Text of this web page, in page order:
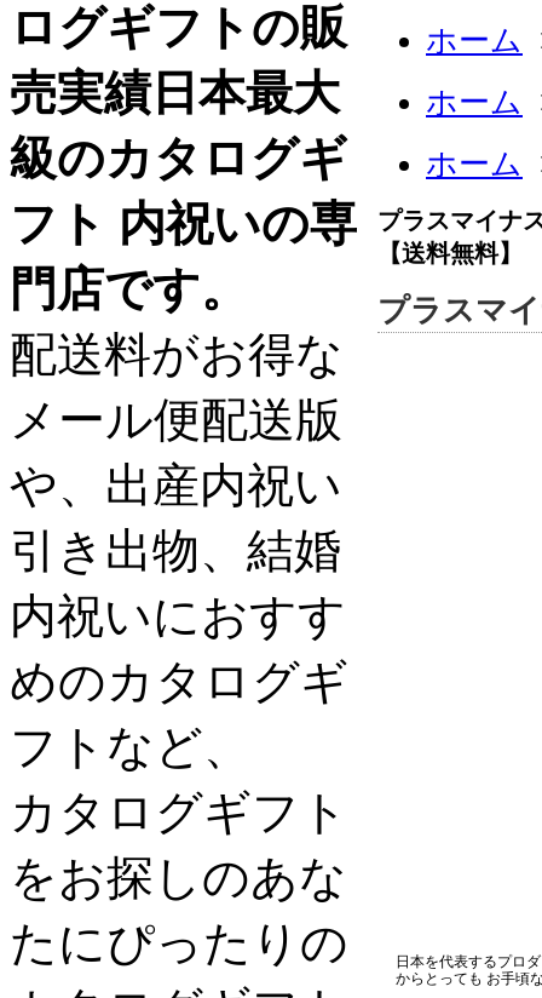
ホーム
ホーム
ホーム
プラスマイナ
【送料無料】
プラスマ
日本を代表するプロ
からとっても お手頃
ログギフトの販
売実績日本最大
級のカタログギ
フト 内祝いの専
門店です。
配送料がお得な
メール便配送版
や、出産内祝い
引き出物、結婚
内祝いにおすす
めのカタログギ
フトなど、
カタログギフト
をお探しのあな
たにぴったりの